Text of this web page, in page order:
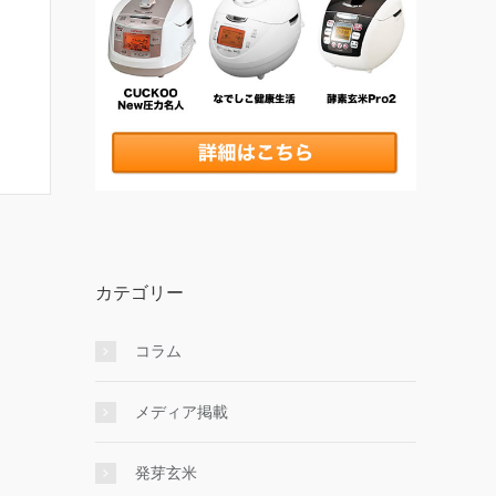
カテゴリー
コラム
メディア掲載
発芽玄米